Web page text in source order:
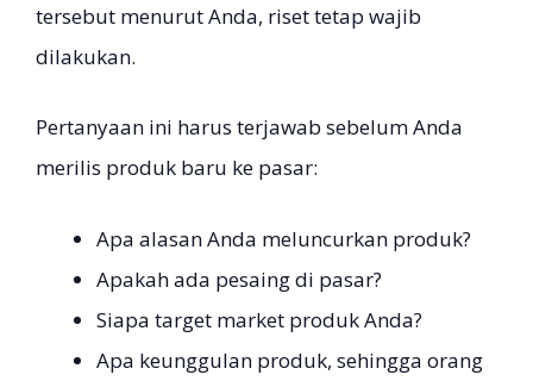
tersebut menurut Anda, riset tetap wajib
dilakukan.
Pertanyaan ini harus terjawab sebelum Anda
merilis produk baru ke pasar:
Apa alasan Anda meluncurkan produk?
Apakah ada pesaing di pasar?
Siapa target market produk Anda?
Apa keunggulan produk, sehingga orang